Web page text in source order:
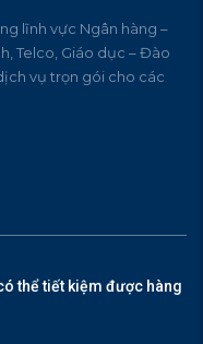
lĩnh vực Ngân hàng –
Telco, Giáo dục – Đào
vụ trọn gói cho các
thể tiết kiệm được hàng